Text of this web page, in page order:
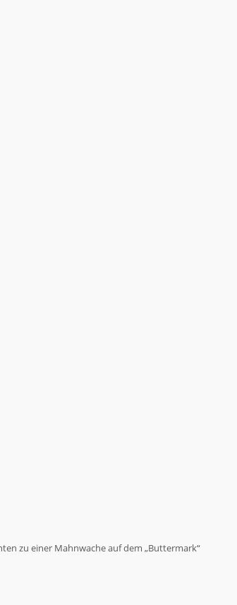
zu einer Mahnwache auf dem „Buttermark“